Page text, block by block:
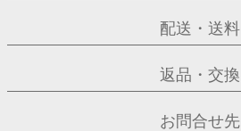
配送・送料
返品・交換
お問合せ先